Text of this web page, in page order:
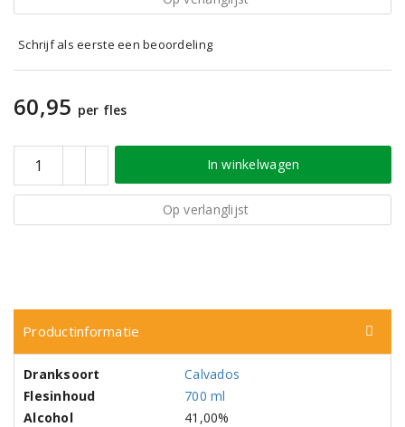
Schrijf als eerste een beoordeling
60,95 per fles
In winkelwagen
Op verlanglijst
Productinformatie
Dranksoort
Calvados
Flesinhoud
700 ml
Alcohol
41,00%